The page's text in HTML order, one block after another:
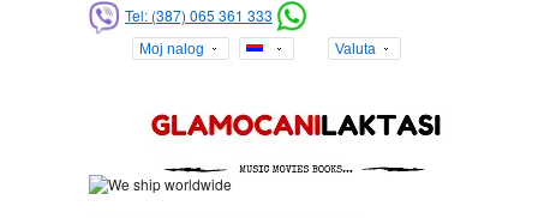
Tel: (387) 065 361 333
Moj nalog Valuta